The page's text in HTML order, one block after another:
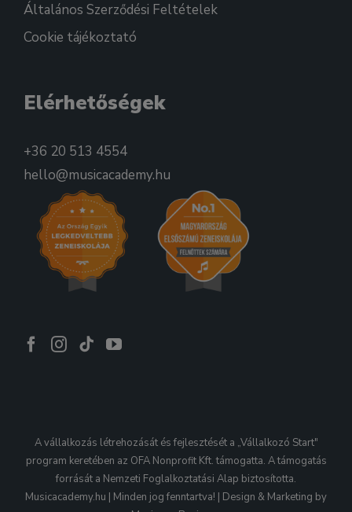
Általános Szerződési Feltételek
Cookie tájékoztató
Elérhetőségek
+36 20 513 4554
hello@musicacademy.hu
A vállalkozás létrehozását és fejlesztését a „Vállalkozó Start"
program keretében az OFA Nonprofit Kft. támogatta. A támogatás
forrását a Nemzeti Foglalkoztatási Alap biztosította.
Musicacademy.hu | Minden jog fenntartva! | Design & Marketing by